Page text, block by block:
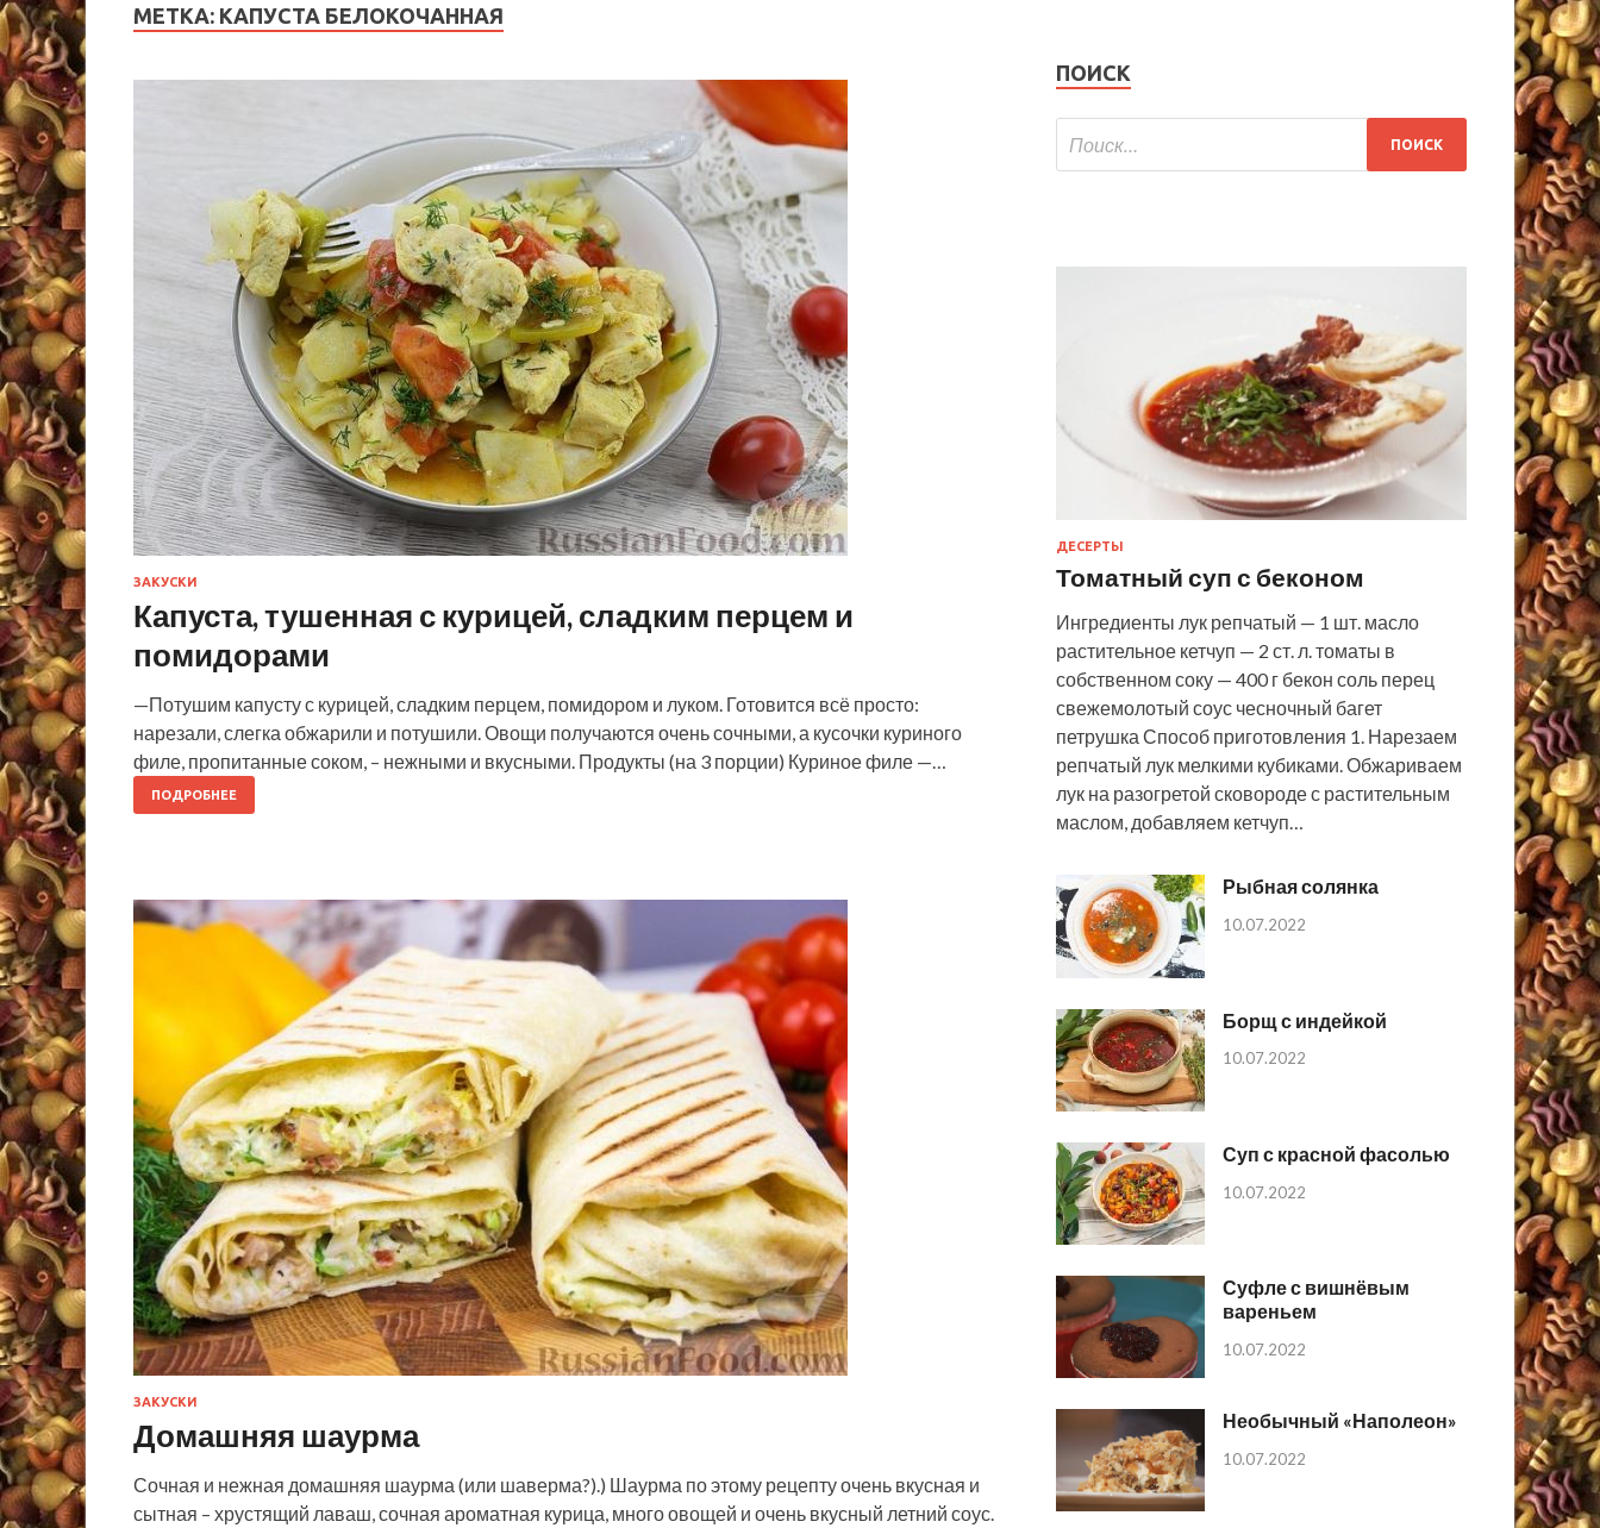
МЕТКА: КАПУСТА БЕЛОКОЧАННАЯ
ЗАКУСКИ
Капуста, тушенная с курицей, сладким перцем и
помидорами
—Потушим капусту с курицей, сладким перцем, помидором и луком. Готовится всё просто:
нарезали, слегка обжарили и потушили. Овощи получаются очень сочными, а кусочки куриного
филе, пропитанные соком, – нежными и вкусными. Продукты (на 3 порции) Куриное филе —…
ПОДРОБНЕЕ
ЗАКУСКИ
Домашняя шаурма
Сочная и нежная домашняя шаурма (или шаверма?).) Шаурма по этому рецепту очень вкусная и
сытная – хрустящий лаваш, сочная ароматная курица, много овощей и очень вкусный летний соус.
ПОИСК
ДЕСЕРТЫ
Томатный суп с беконом
Ингредиенты лук репчатый — 1 шт. масло
растительное кетчуп — 2 ст. л. томаты в
собственном соку — 400 г бекон соль перец
свежемолотый соус чесночный багет
петрушка Способ приготовления 1. Нарезаем
репчатый лук мелкими кубиками. Обжариваем
лук на разогретой сковороде с растительным
маслом, добавляем кетчуп…
Рыбная солянка
10.07.2022
Борщ с индейкой
10.07.2022
Суп с красной фасолью
10.07.2022
Суфле с вишнёвым
вареньем
10.07.2022
Необычный «Наполеон»
10.07.2022